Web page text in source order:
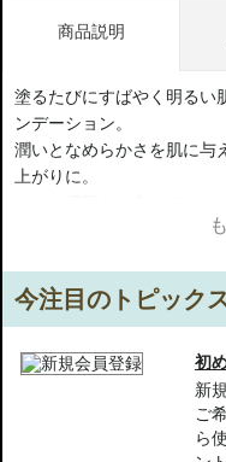
商品説明
塗るたびにすばやく明るい
ンデーション。
潤いとなめらかさを肌に与
上がりに。
整えるファンデーション
ーしながら明るい肌へ。汗
肌の明るさをアップ-塗る
自然な仕上がり-クリーム
今注目のトピック
初
新
ご
ら